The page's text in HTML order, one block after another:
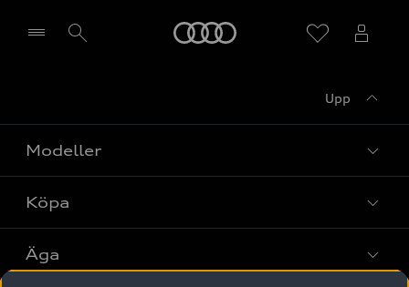
Upp
Modeller
Alla modeller
Elbilar
Köpa
Privaterbjudanden
Äga